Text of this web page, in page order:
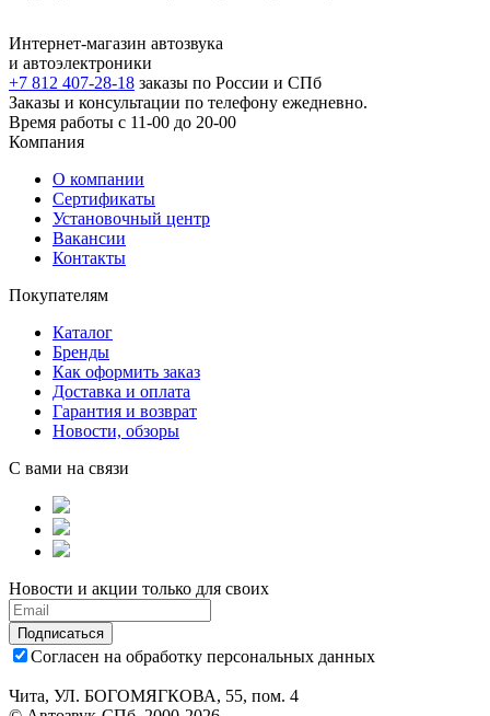
Интернет-магазин автозвука
и автоэлектроники
+7 812 407-28-18 заказы по России и СПб
Заказы и консультации по телефону ежедневно.
Время работы с 11-00 до 20-00
Компания
О компании
Сертификаты
Установочный центр
Вакансии
Контакты
Покупателям
Каталог
Бренды
Как оформить заказ
Доставка и оплата
Гарантия и возврат
Новости, обзоры
С вами на связи
Новости и акции только для своих
Подписаться
Согласен на обработку персональных данных
Чита, УЛ. БОГОМЯГКОВА, 55, пом. 4